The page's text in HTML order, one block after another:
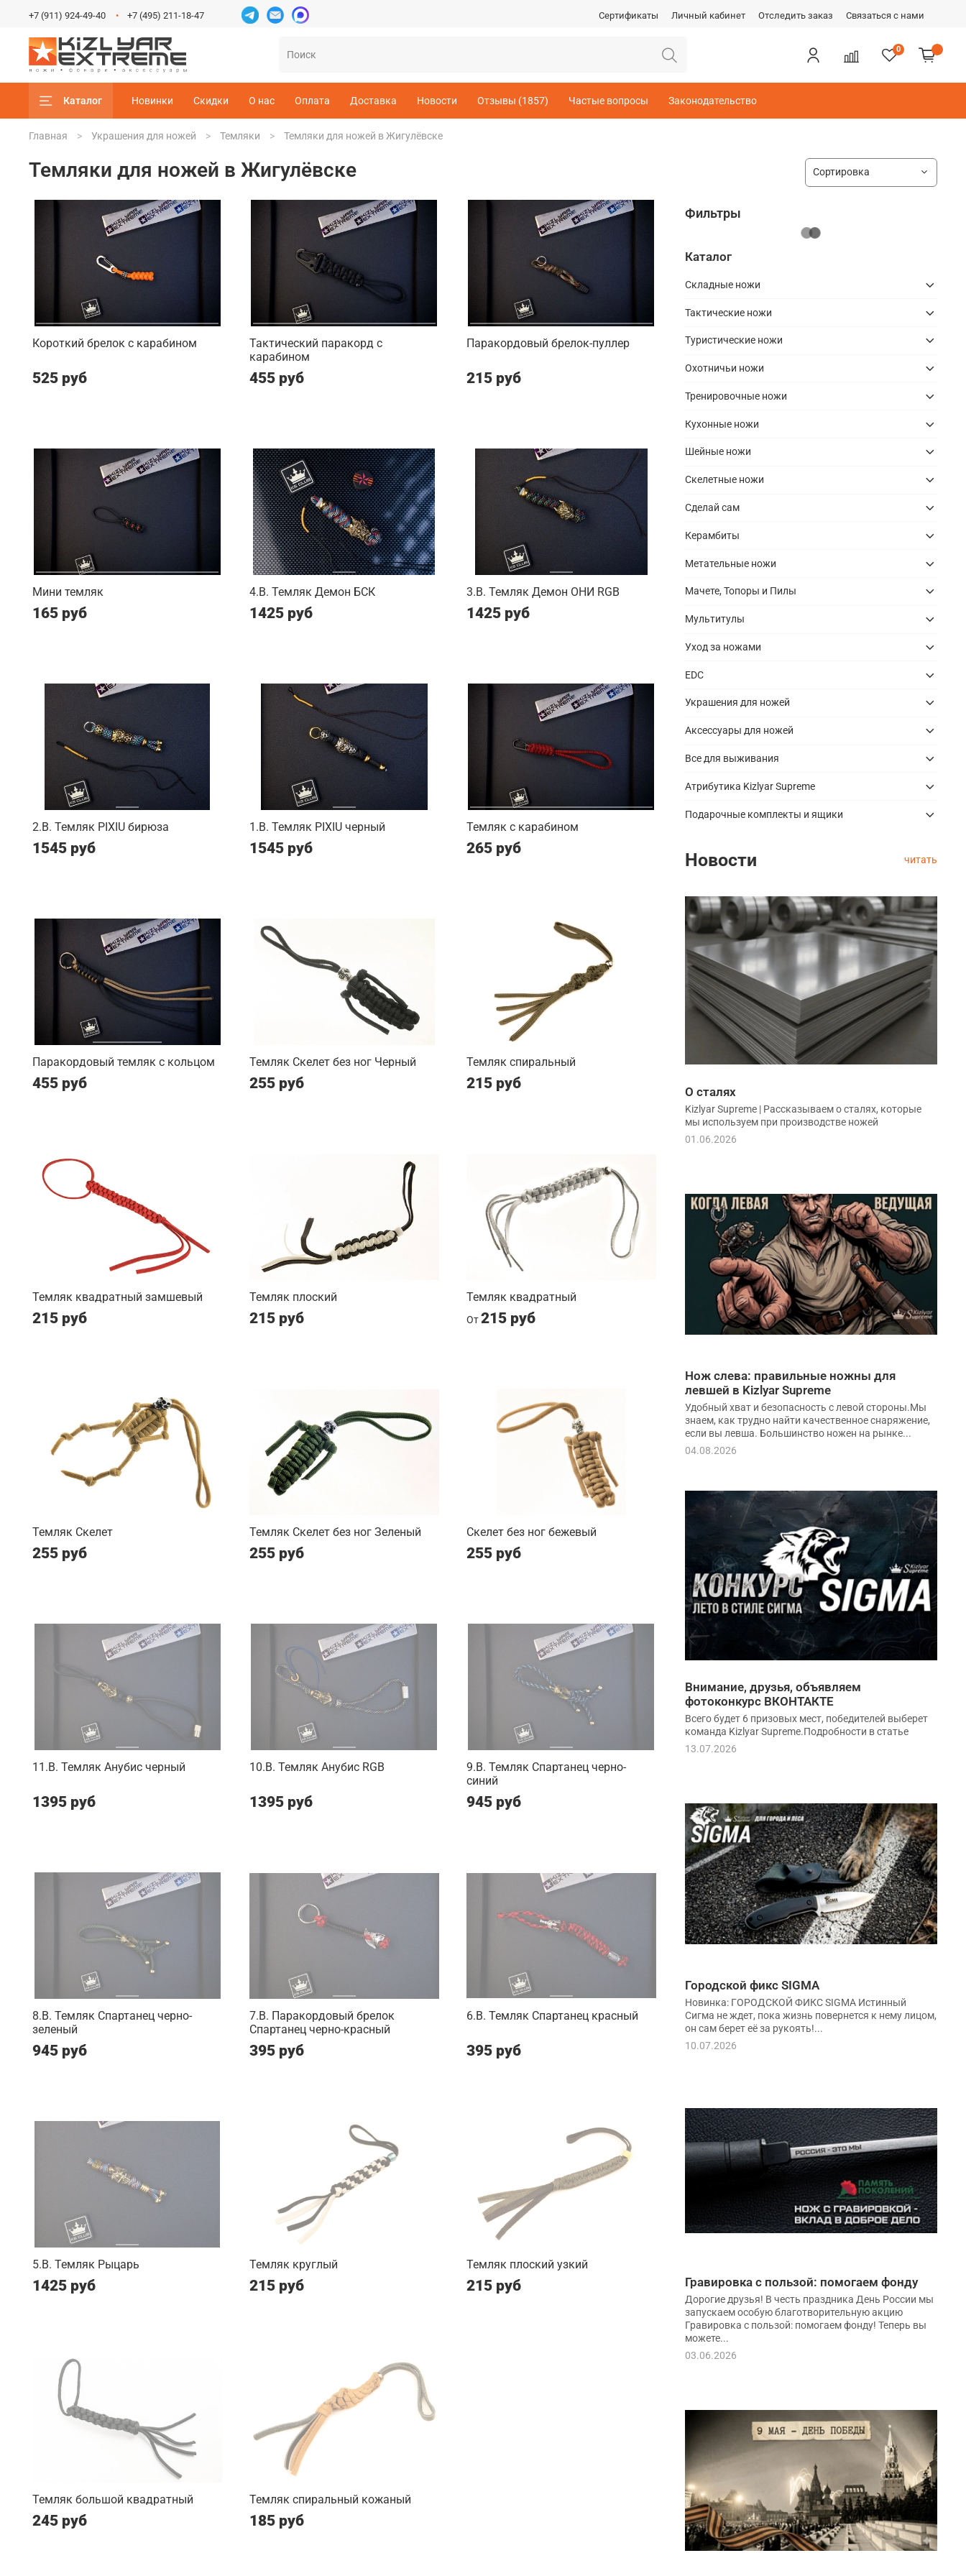
Сертификаты Личный кабинет Отследить заказ Связаться с нами
+7 (911) 924-49-40 +7 (495) 211-18-47
0
Каталог Новинки Скидки О нас Оплата Доставка Новости Отзывы (1857) Частые вопросы Законодательство
Главная Украшения для ножей Темляки Темляки для ножей в Жигулёвске
Темляки для ножей в Жигулёвске
Короткий брелок с карабином
525 руб
Тактический паракорд с
карабином
455 руб
Паракордовый брелок-пуллер
215 руб
Мини темляк
165 руб
4.B. Темляк Демон БСК
1425 руб
3.B. Темляк Демон ОНИ RGB
1425 руб
2.B. Темляк PIXIU бирюза
1545 руб
1.B. Темляк PIXIU черный
1545 руб
Темляк с карабином
265 руб
Паракордовый темляк с кольцом
455 руб
Темляк Скелет без ног Черный
255 руб
Темляк спиральный
215 руб
Темляк квадратный замшевый
215 руб
Темляк плоский
215 руб
Темляк квадратный
От215 руб
Темляк Скелет
255 руб
Темляк Скелет без ног Зеленый
255 руб
Скелет без ног бежевый
255 руб
11.B. Темляк Анубис черный
1395 руб
10.B. Темляк Анубис RGB
1395 руб
9.B. Темляк Спартанец черно-
синий
945 руб
8.B. Темляк Спартанец черно-
зеленый
945 руб
7.B. Паракордовый брелок
Спартанец черно-красный
395 руб
6.B. Темляк Спартанец красный
395 руб
5.B. Темляк Рыцарь
1425 руб
Темляк круглый
215 руб
Темляк плоский узкий
215 руб
Темляк большой квадратный
245 руб
Темляк спиральный кожаный
185 руб
Фильтры
Каталог
Складные ножи
Тактические ножи
Туристические ножи
Охотничьи ножи
Тренировочные ножи
Кухонные ножи
Шейные ножи
Скелетные ножи
Сделай сам
Керамбиты
Метательные ножи
Мачете, Топоры и Пилы
Мультитулы
Уход за ножами
EDC
Украшения для ножей
Аксессуары для ножей
Все для выживания
Атрибутика Kizlyar Supreme
Подарочные комплекты и ящики
Новости читать
О сталях
Kizlyar Supreme | Рассказываем о сталях, которые
мы используем при производстве ножей
01.06.2026
Нож слева: правильные ножны для
левшей в Kizlyar Supreme
Удобный хват и безопасность с левой стороны.Мы
знаем, как трудно найти качественное снаряжение,
если вы левша. Большинство ножен на рынке...
04.08.2026
Внимание, друзья, объявляем
фотоконкурс ВКОНТАКТЕ
Всего будет 6 призовых мест, победителей выберет
команда Kizlyar Supreme.Подробности в статье
13.07.2026
Городской фикс SIGMA
Новинка: ГОРОДСКОЙ ФИКС SIGMA Истинный
Сигма не ждет, пока жизнь повернется к нему лицом,
он сам берет её за рукоять!...
10.07.2026
Гравировка с пользой: помогаем фонду
Дорогие друзья! В честь праздника День России мы
запускаем особую благотворительную акцию
Гравировка с пользой: помогаем фонду! Теперь вы
можете...
03.06.2026